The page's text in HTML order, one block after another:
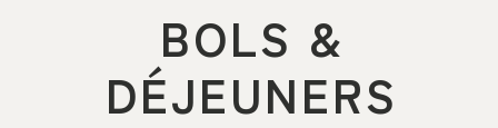
BOLS &
DÉJEUNERS